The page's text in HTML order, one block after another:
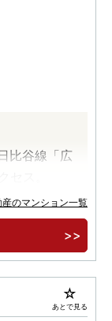
比谷線「広
セス。
ア最大・地
マ ンショ
・オー ナー
のマンション一覧
あとで見る